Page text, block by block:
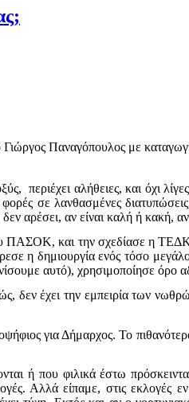
Παναγόπουλος με
περιέχει αλήθειες, και όχι
φορές σε λανθασμένες
αρέσει, αν είναι καλή ή κακή,
ΠΑΣΟΚ, και την σχεδίασε η
η δημιουργία ενός τόσο
αυτό), χρησιμοποίησε όρο
δεν έχει την εμπειρία των
για Δήμαρχος. Το
ή που φιλικά έστω
Αλλά είπαμε, στις εκλογές